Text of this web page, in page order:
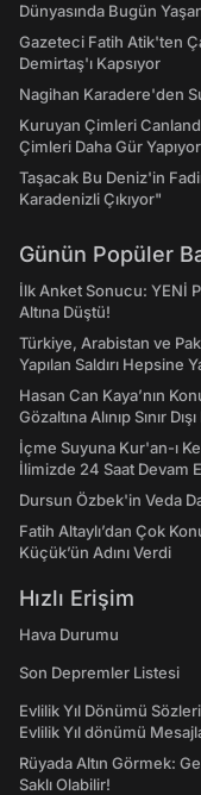
Dünyasında Bugün
Gazeteci Fatih Atik'ten
Demirtaş'ı Kapsıyor
Nagihan Karadere'den
Kuruyan Çimleri
Çimleri Daha Gür Yapıyor
Taşacak Bu Deniz'in
Karadenizli Çıkıyor"
Günün Popüler
İlk Anket Sonucu: YENİ
Altına Düştü!
Türkiye, Arabistan ve
Yapılan Saldırı Hepsine
Hasan Can Kaya’nın
Gözaltına Alınıp Sınır
İçme Suyuna Kur'an-ı
İlimizde 24 Saat Devam
Dursun Özbek'in Veda
Fatih Altaylı’dan Çok
Küçük’ün Adını Verdi
Hızlı Erişim
Hava Durumu
Son Depremler Listesi
Evlilik Yıl Dönümü
Evlilik Yıl dönümü
Rüyada Altın Görmek:
Saklı Olabilir!